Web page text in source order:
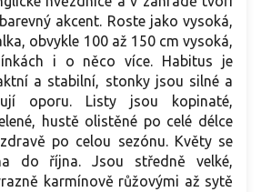
akcent. Roste jako vysoká,
obvykle 100 až 150 cm vysoká,
i o něco více. Habitus je
a stabilní, stonky jsou silné a
oporu. Listy jsou kopinaté,
hustě olistěné po celé délce
po celou sezónu. Květy se
do října. Jsou středně velké,
karmínově růžovými až sytě